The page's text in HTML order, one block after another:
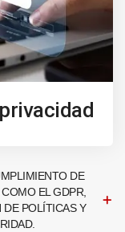
DE
EL GDPR,
DE POLÍTICAS Y